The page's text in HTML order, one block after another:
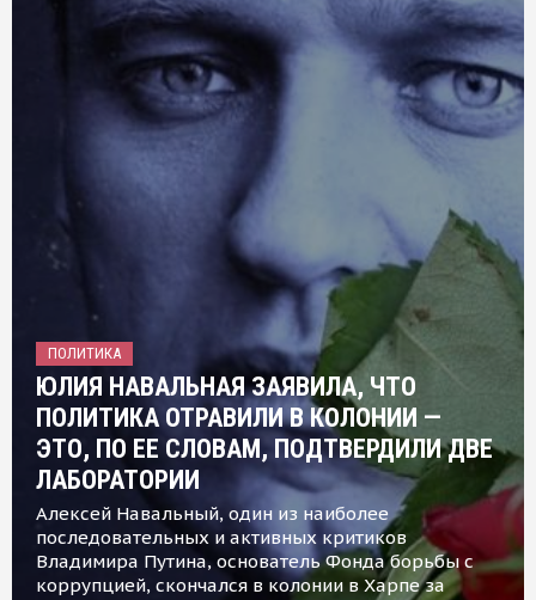
ПОЛИТИКА
ЮЛИЯ НАВАЛЬНАЯ ЗАЯВИЛА, ЧТО
ПОЛИТИКА ОТРАВИЛИ В КОЛОНИИ —
ЭТО, ПО ЕЕ СЛОВАМ, ПОДТВЕРДИЛИ ДВЕ
ЛАБОРАТОРИИ
Алексей Навальный, один из наиболее
последовательных и активных критиков
Владимира Путина, основатель Фонда борьбы с
коррупцией, скончался в колонии в Харпе за